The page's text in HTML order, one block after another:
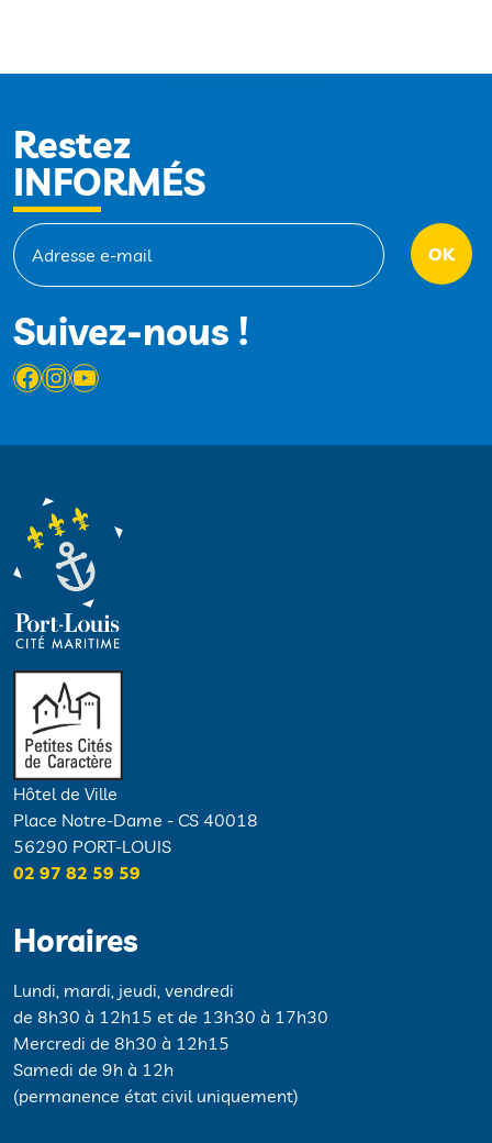
Restez
INFORMÉS
Suivez-nous !
Facebook
Instagram
YouTube
Hôtel de Ville
Place Notre-Dame - CS 40018
56290 PORT-LOUIS
02 97 82 59 59
Horaires
Lundi, mardi, jeudi, vendredi
de 8h30 à 12h15 et de 13h30 à 17h30
Mercredi de 8h30 à 12h15
Samedi de 9h à 12h
(permanence état civil uniquement)